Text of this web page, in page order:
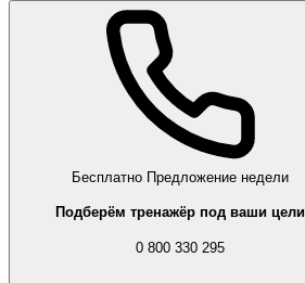
Бесплатно Предложение недели
Подберём тренажёр под ваши цели
0 800 330 295